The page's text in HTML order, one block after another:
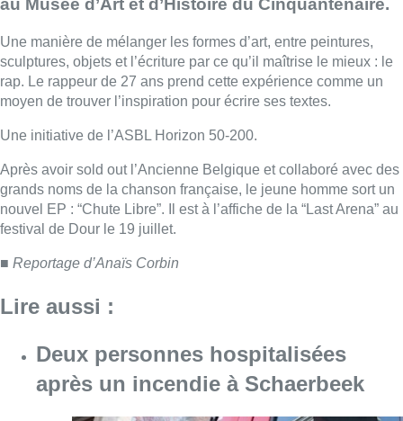
Lire aussi :
Deux personnes hospitalisées
après un incendie à Schaerbeek